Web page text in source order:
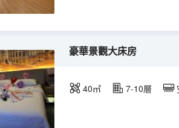
豪華景觀大床房
40㎡ 7-10層